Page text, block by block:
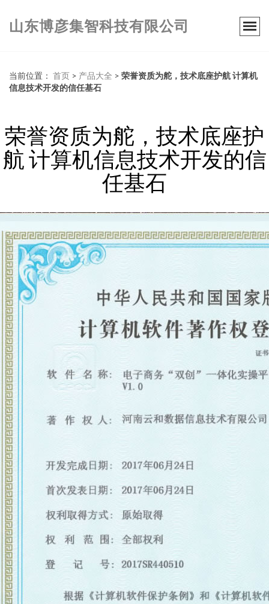
山东博彦集智科技有限公司
当前位置： 首页 > 产品大全 > 荣誉资质为舵，技术底座护航 计算机
信息技术开发的信任基石
荣誉资质为舵，技术底座护
航 计算机信息技术开发的信
任基石